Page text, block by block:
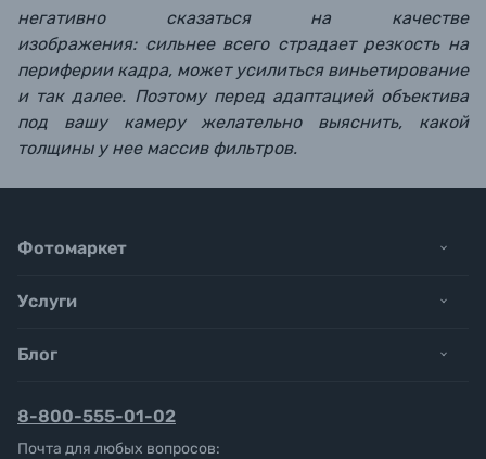
негативно сказаться на качестве
изображения: сильнее всего страдает резкость на
периферии кадра, может усилиться виньетирование
и так далее. Поэтому перед адаптацией объектива
под вашу камеру желательно выяснить, какой
толщины у нее массив фильтров.
Фотомаркет
Услуги
Блог
8-800-555-01-02
Почта для любых вопросов: